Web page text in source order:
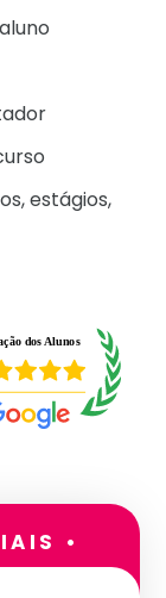
estágios,
•